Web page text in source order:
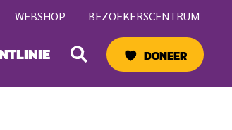
WEBSHOP BEZOEKERSCENTRUM
Zoeken DONEER